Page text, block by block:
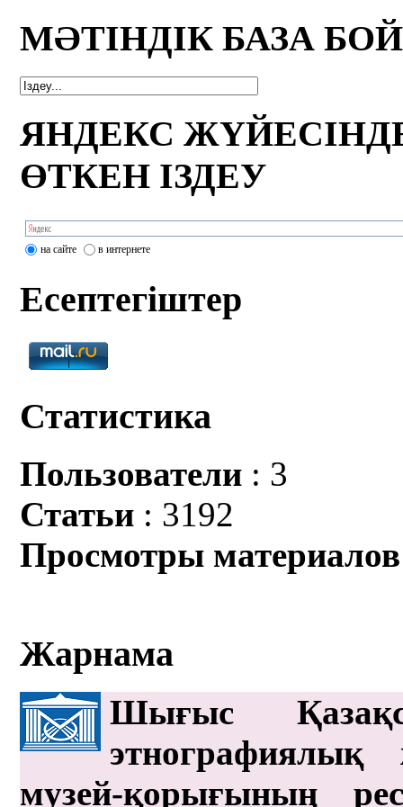
МӘТІНДІК БАЗА
ЯНДЕКС
ӨТКЕН ІЗДЕУ
на сайте в интернете
Есептегіштер
Статистика
Пользователи : 3
Статьи : 3192
Просмотры материалов
Жарнама
Шығыс
этнографиялық
музей-қорығының